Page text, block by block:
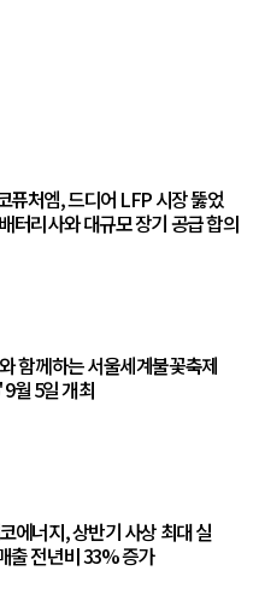
퓨처엠, 드디어 LFP 시장 뚫었
터리사와 대규모 장기 공급 합의
함께하는 서울세계불꽃축제
9월 5일 개최
에너지, 상반기 사상 최대 실
출 전년비 33% 증가